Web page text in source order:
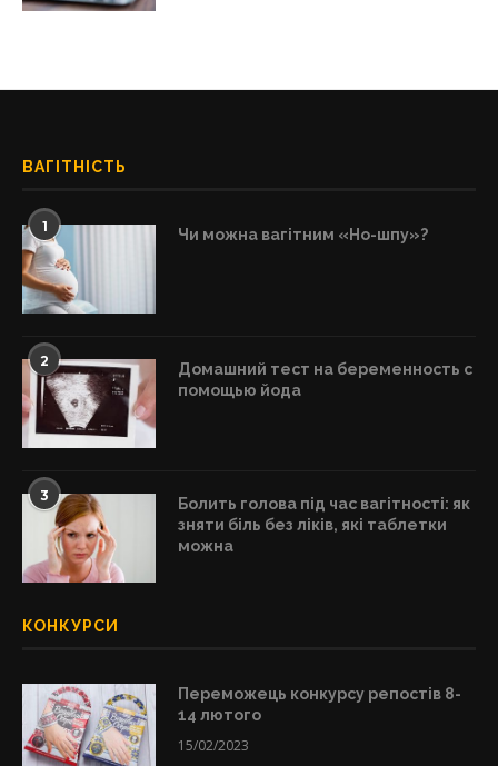
ВАГІТНІСТЬ
1 Чи можна вагітним «Но-шпу»?
2
Домашний тест на беременность с
помощью йода
3
Болить голова під час вагітності: як
зняти біль без ліків, які таблетки
можна
КОНКУРСИ
Переможець конкурсу репостів 8-
14 лютого
15/02/2023